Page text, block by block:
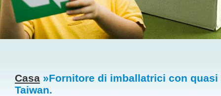
Casa »Fornitore di imballatrici con quasi
Taiwan.